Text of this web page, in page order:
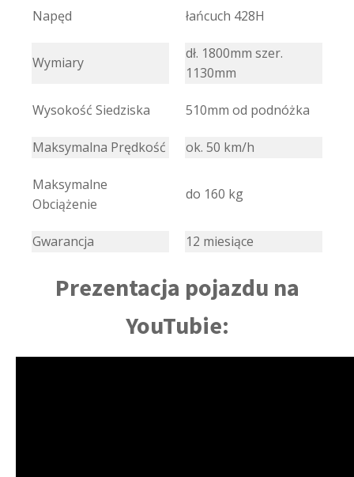
Napęd łańcuch 428H
Wymiary
dł. 1800mm szer.
1130mm
Wysokość Siedziska 510mm od podnóżka
Maksymalna Prędkość ok. 50 km/h
Maksymalne
Obciążenie
do 160 kg
Gwarancja 12 miesiące
Prezentacja pojazdu na
YouTubie: